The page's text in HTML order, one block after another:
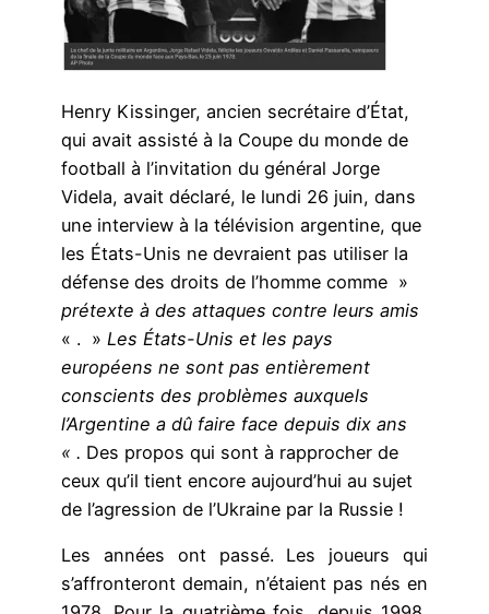
Henry Kissinger, ancien secrétaire d’État,
qui avait assisté à la Coupe du monde de
football à l’invitation du général Jorge
Videla, avait déclaré, le lundi 26 juin, dans
une interview à la télévision argentine, que
les États-Unis ne devraient pas utiliser la
défense des droits de l’homme comme »
prétexte à des attaques contre leurs amis
« . » Les États-Unis et les pays
européens ne sont pas entièrement
conscients des problèmes auxquels
l’Argentine a dû faire face depuis dix ans
« . Des propos qui sont à rapprocher de
ceux qu’il tient encore aujourd’hui au sujet
de l’agression de l’Ukraine par la Russie !
Les années ont passé. Les joueurs qui
s’affronteront demain, n’étaient pas nés en